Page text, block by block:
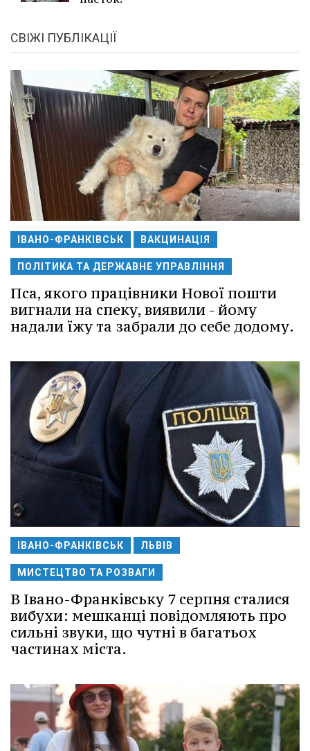
СВІЖІ ПУБЛІКАЦІЇ
ІВАНО-ФРАНКІВСЬК ВАКЦИНАЦІЯ
ПОЛІТИКА ТА ДЕРЖАВНЕ УПРАВЛІННЯ
Пса, якого працівники Нової пошти
вигнали на спеку, виявили - йому
надали їжу та забрали до себе додому.
ІВАНО-ФРАНКІВСЬК ЛЬВІВ
МИСТЕЦТВО ТА РОЗВАГИ
В Івано-Франківську 7 серпня сталися
вибухи: мешканці повідомляють про
сильні звуки, що чутні в багатьох
частинах міста.